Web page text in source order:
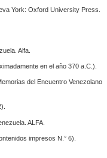
York: Oxford University Press.
Alfa.
en el año 370 a.C.).
del Encuentro Venezolano
ALFA.
impresos N.° 6).